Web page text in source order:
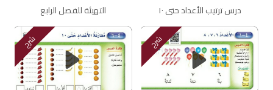
درس ترتيب الأعداد حتى ١٠ التهيئة للفصل الرابع
شرح شرح